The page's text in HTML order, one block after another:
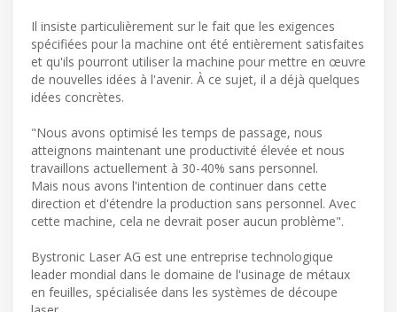
Il insiste particulièrement sur le fait que les exigences
spécifiées pour la machine ont été entièrement satisfaites
et qu'ils pourront utiliser la machine pour mettre en œuvre
de nouvelles idées à l'avenir. À ce sujet, il a déjà quelques
idées concrètes.
"Nous avons optimisé les temps de passage, nous
atteignons maintenant une productivité élevée et nous
travaillons actuellement à 30-40% sans personnel.
Mais nous avons l'intention de continuer dans cette
direction et d'étendre la production sans personnel. Avec
cette machine, cela ne devrait poser aucun problème".
Bystronic Laser AG est une entreprise technologique
leader mondial dans le domaine de l'usinage de métaux
en feuilles, spécialisée dans les systèmes de découpe